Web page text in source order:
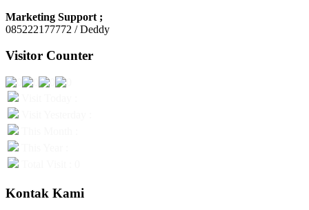
Marketing Support ;
085222177772 / Deddy
Visitor Counter
Kontak Kami